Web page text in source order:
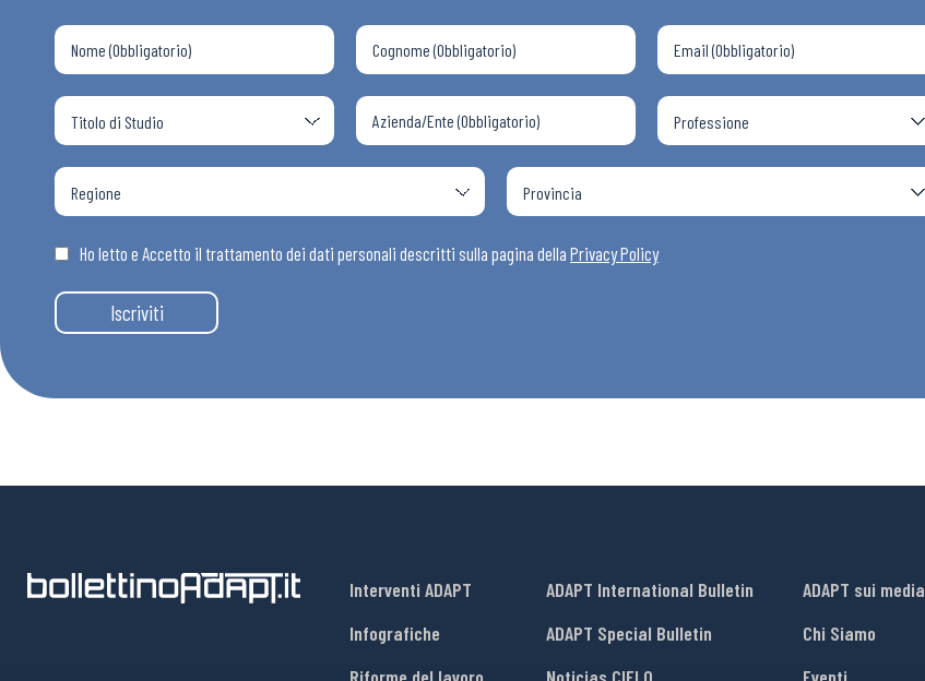
Ho letto e Accetto il trattamento dei dati personali descritti sulla pagina della Privacy Policy
Iscriviti
Interventi ADAPT
Infografiche
ADAPT International Bulletin
ADAPT Special Bulletin
ADAPT sui media
Chi Siamo